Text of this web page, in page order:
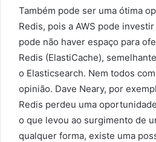
Também pode ser uma ótima
Redis, pois a AWS pode
pode não haver espaço para
Redis (ElastiCache),
o Elasticsearch. Nem todos
opinião. Dave Neary, por
Redis perdeu uma
o que levou ao surgimento de
qualquer forma, existe uma